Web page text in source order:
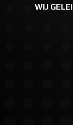
WIJ